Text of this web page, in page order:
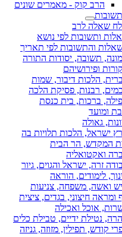
הרב קוק - מאמרים שונים
שאלה לרב
ותשובות לפי נושא
והתשובות לפי תאריך
תשובה, יסודות התורה
ופירושיהם
הלכות דיבור, שמות
רבנות, פסיקת הלכה
ברכות, בית כנסת
ומועד
גאולה
ישראל, הלכות תלויות בה
המקדש, הר הבית
ואקטואליה
זרה, ישראל והגוים, גיור
לימודים, הוראה
ואשה, משפחה, צניעות
ומראה חיצוני, בגדים, ציצית
אוכל ואכילה
נטילת ידיים, טבילת כלים
קודש, תפילין, מזוזה, גניזה